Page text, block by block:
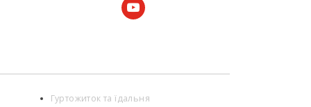
youtube
Гуртожиток та їдальня